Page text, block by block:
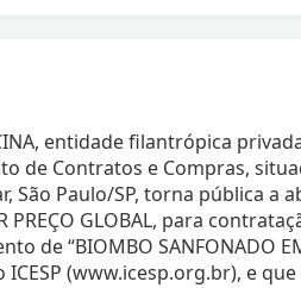
entidade filantrópica
de Contratos e Compras,
São Paulo/SP, torna pública a
GLOBAL, para
de “BIOMBO SANFONADO
(www.icesp.org.br), e